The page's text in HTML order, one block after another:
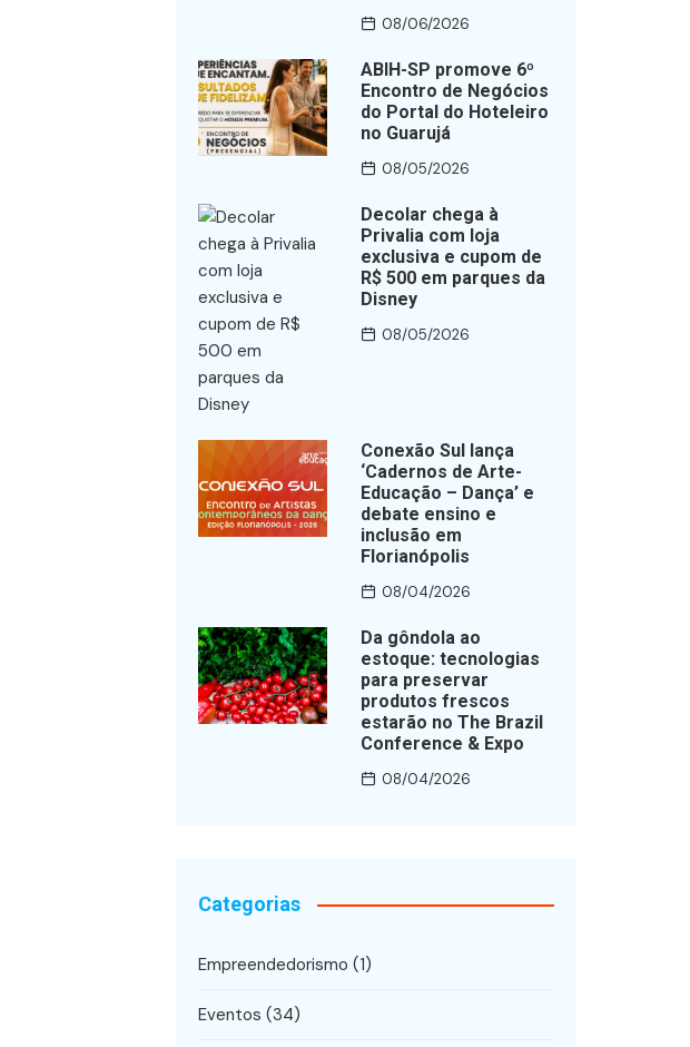
08/06/2026
ABIH-SP promove 6º
Encontro de Negócios
do Portal do Hoteleiro
no Guarujá
08/05/2026
Decolar chega à
Privalia com loja
exclusiva e cupom de
R$ 500 em parques da
Disney
08/05/2026
Conexão Sul lança
‘Cadernos de Arte-
Educação – Dança’ e
debate ensino e
inclusão em
Florianópolis
08/04/2026
Da gôndola ao
estoque: tecnologias
para preservar
produtos frescos
estarão no The Brazil
Conference & Expo
08/04/2026
Categorias
Empreendedorismo (1)
Eventos (34)